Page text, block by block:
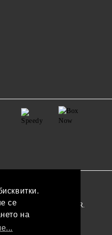
се
на
съобразен с GDPR.